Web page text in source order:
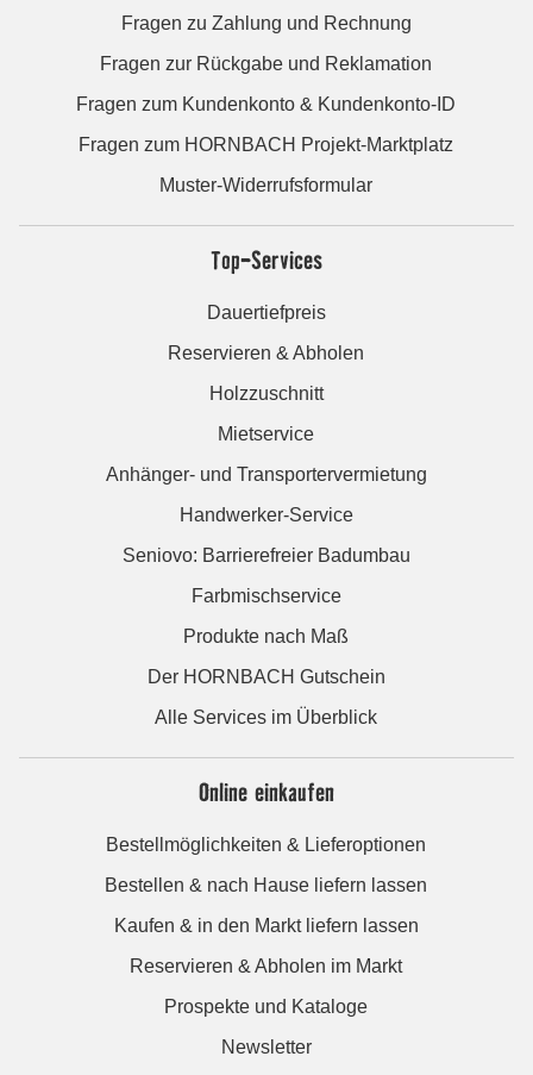
Fragen zu Zahlung und Rechnung
Fragen zur Rückgabe und Reklamation
Fragen zum Kundenkonto & Kundenkonto-ID
Fragen zum HORNBACH Projekt-Marktplatz
Muster-Widerrufsformular
Top-Services
Dauertiefpreis
Reservieren & Abholen
Holzzuschnitt
Mietservice
Anhänger- und Transportervermietung
Handwerker-Service
Seniovo: Barrierefreier Badumbau
Farbmischservice
Produkte nach Maß
Der HORNBACH Gutschein
Alle Services im Überblick
Online einkaufen
Bestellmöglichkeiten & Lieferoptionen
Bestellen & nach Hause liefern lassen
Kaufen & in den Markt liefern lassen
Reservieren & Abholen im Markt
Prospekte und Kataloge
Newsletter